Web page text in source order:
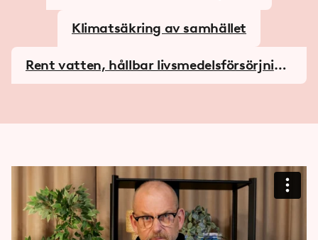
Klimatsäkring av samhället
Rent vatten, hållbar livs­medels­försörjning
och bredband i hela landet